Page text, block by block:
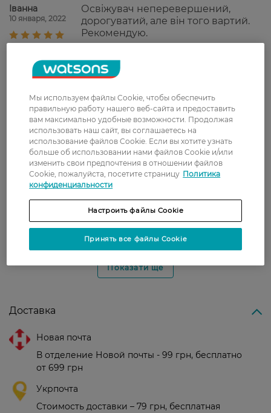
Іванна
10 января, 2022
Освіжувач неперевершений,
дорогуватий, але він того вартий.
Рекомендую.
Світлана
3 января, 2022
приятный, ненавязчивый запах
Alenka
2 декабря, 2021
Гарний освіжувач, довготривалий
та достатньо економний.
20 октября, 2021
Приятный аромат, довольно
стойкий, но ненавязчивый
Самый лучший освежитель
воздуха, который приходилось
использовать!
Показати ще
Доставка
Новая почта
В отделение Новой почты - 99 грн, бесплатно
от 699 грн
Укрпочта
Стоимость доставки – 79 грн, бесплатная
Мы используем файлы Cookie, чтобы обеспечить
правильную работу нашего веб-сайта и предоставить
вам максимально удобные возможности. Продолжая
использовать наш сайт, вы соглашаетесь на
использование файлов Cookie. Если вы хотите узнать
больше об использовании нами файлов Cookie и/или
изменить свои предпочтения в отношении файлов
Cookie, пожалуйста, посетите страницу Политика
конфиденциальности
Настроить файлы Cookie
Принять все файлы Cookie